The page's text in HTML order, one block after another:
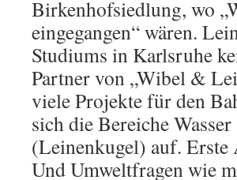
Birkenhofsiedlung, wo
eingegangen“ wären.
Studiums in Karlsruhe
Partner von „Wibel &
viele Projekte für den
sich die Bereiche
(Leinenkugel) auf. Erste
Und Umweltfragen wie